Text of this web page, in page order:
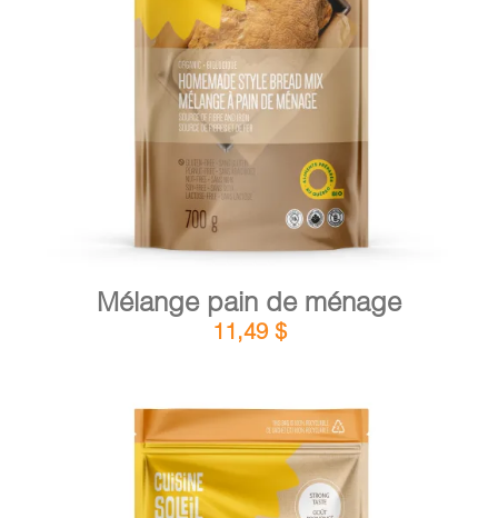
AJOUTER AU PANIER / DÉTAILS
Mélange pain de ménage
11,49 $